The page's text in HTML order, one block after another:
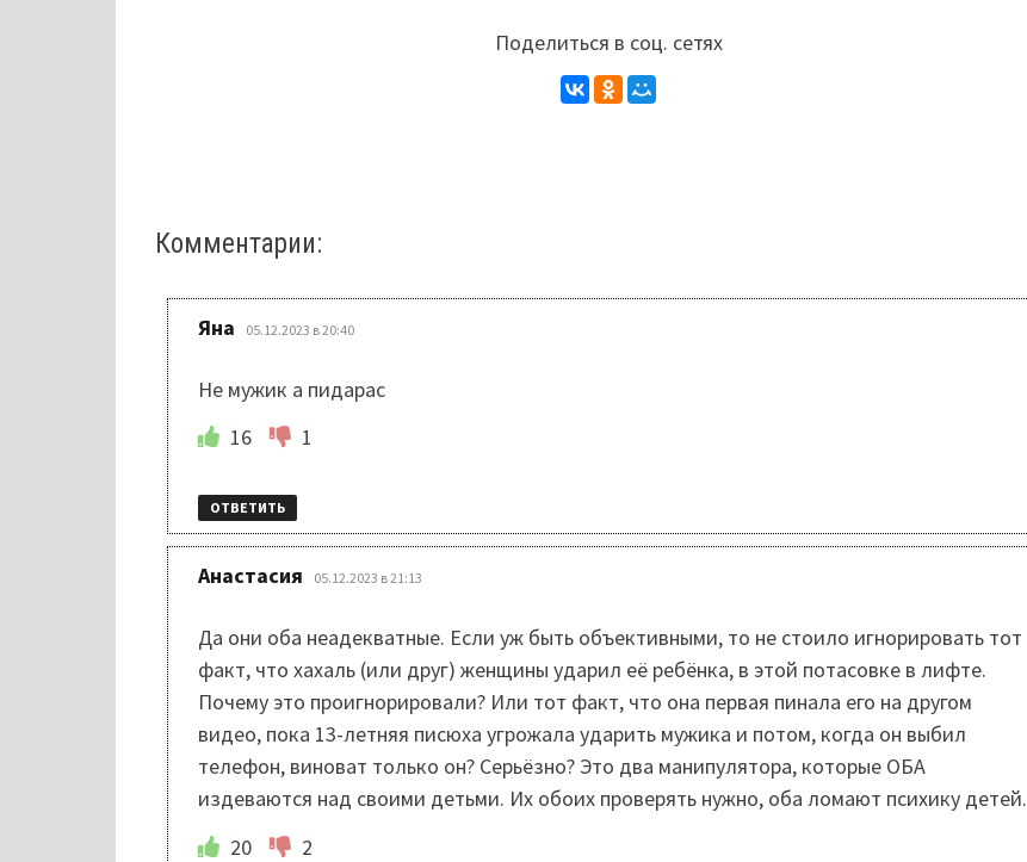
Поделиться в соц. сетях
Комментарии:
Яна 05.12.2023 в 20:40
Не мужик а пидарас
16
1
ОТВЕТИТЬ
Анастасия 05.12.2023 в 21:13
Да они оба неадекватные. Если уж быть объективными, то не стоило игнорировать тот
факт, что хахаль (или друг) женщины ударил её ребёнка, в этой потасовке в лифте.
Почему это проигнорировали? Или тот факт, что она первая пинала его на другом
видео, пока 13-летняя писюха угрожала ударить мужика и потом, когда он выбил
телефон, виноват только он? Серьёзно? Это два манипулятора, которые ОБА
издеваются над своими детьми. Их обоих проверять нужно, оба ломают психику детей.
20
2